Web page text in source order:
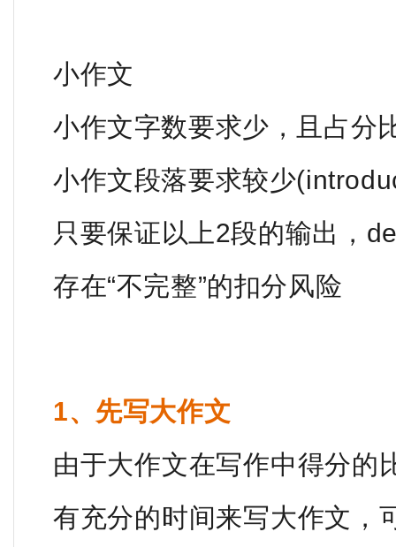
小作文
小作文字数要求少，且占分
小作文段落要求较少
只要保证以上2段的输出，
存在“不完整”的扣分风险
1、先写大作文
由于大作文在写作中得分的
有充分的时间来写大作文，